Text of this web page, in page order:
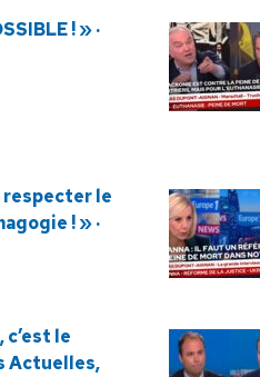
! » ·
respecter le
! » ·
c’est le
Actuelles,